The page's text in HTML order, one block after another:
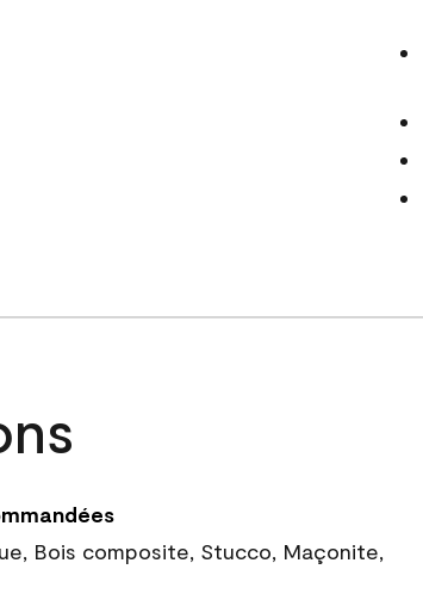
Bois composite, Stucco, Maçonite,